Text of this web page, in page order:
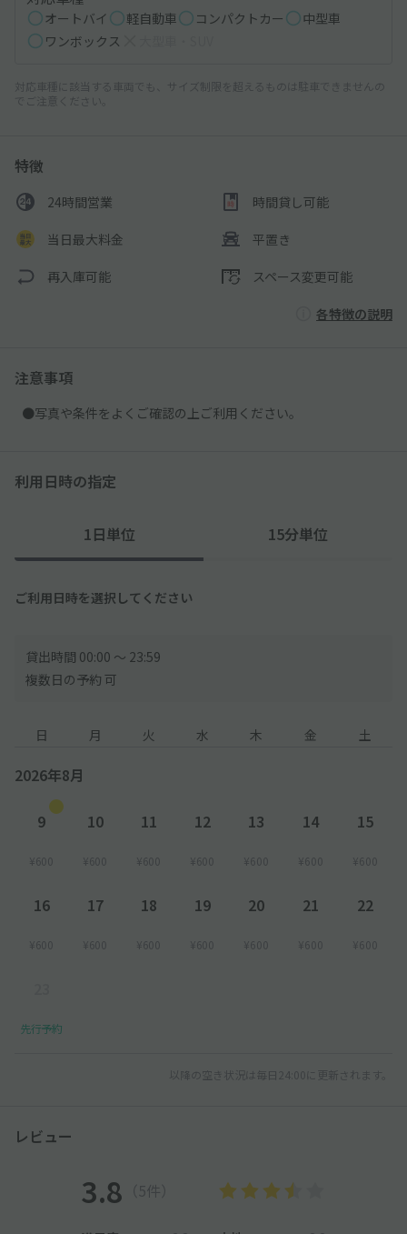
オートバイ 軽自動車 コンパクトカー
中型車
ワンボックス
対応車種に該当する車両でも、サイズ制限を超えるものは駐車できませんの
でご注意ください。
特徴
24時間営業 時間貸し可能
当日最大料金 平置き
再入庫可能 スペース変更可能
各特徴の説明
注意事項
●写真や条件をよくご確認の上ご利用ください。
利用日時の指定
1日単位 15分単位
ご利用日時を選択してください
貸出時間 00:00 〜 23:59
複数日の予約 可
日 月 火 水 木 金 土
2026年8月
9
¥600
10
¥600
11
¥600
12
¥600
13
¥600
14
¥600
15
¥600
16
¥600
17
¥600
18
¥600
19
¥600
20
¥600
21
¥600
22
¥600
先行予約
以降の空き状況は毎日24:00に更新されます。
レビュー
3.8 （5件）